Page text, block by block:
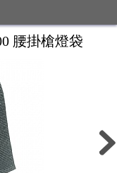
腰掛槍燈袋